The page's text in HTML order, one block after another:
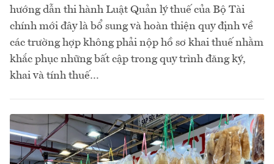
hướng dẫn thi hành Luật Quản lý thuế của Bộ Tài
chính mới đây là bổ sung và hoàn thiện quy định về
các trường hợp không phải nộp hồ sơ khai thuế nhằm
khắc phục những bất cập trong quy trình đăng ký,
khai và tính thuế…